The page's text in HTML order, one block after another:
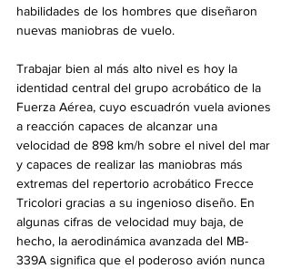
habilidades de los hombres que diseñaron
nuevas maniobras de vuelo.
Trabajar bien al más alto nivel es hoy la
identidad central del grupo acrobático de la
Fuerza Aérea, cuyo escuadrón vuela aviones
a reacción capaces de alcanzar una
velocidad de 898 km/h sobre el nivel del mar
y capaces de realizar las maniobras más
extremas del repertorio acrobático Frecce
Tricolori gracias a su ingenioso diseño. En
algunas cifras de velocidad muy baja, de
hecho, la aerodinámica avanzada del MB-
339A significa que el poderoso avión nunca